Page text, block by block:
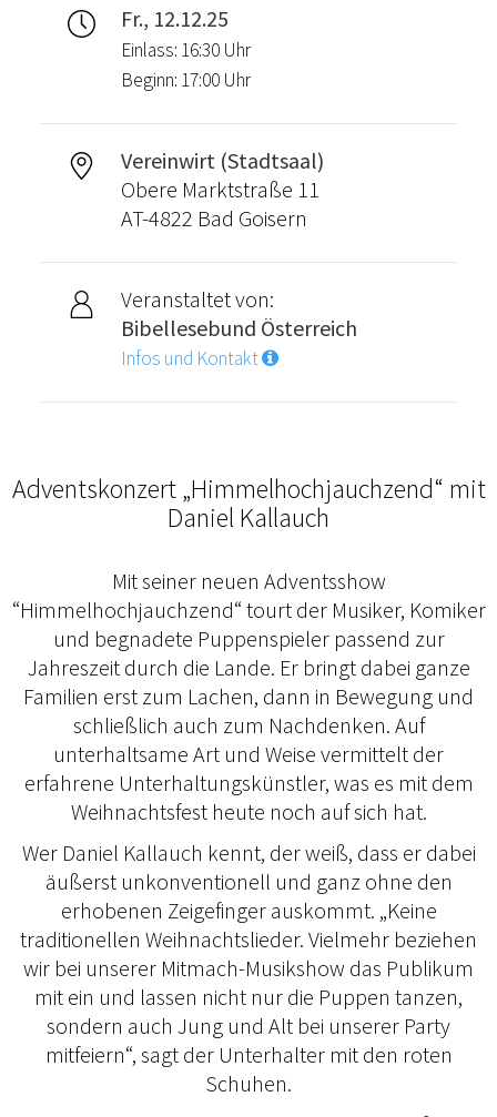
Fr., 12.12.25
Einlass: 16:30 Uhr
Beginn: 17:00 Uhr
Vereinwirt (Stadtsaal)
Obere Marktstraße 11
AT-4822 Bad Goisern
Veranstaltet von:
Bibellesebund Österreich
Infos und Kontakt
Adventskonzert „Himmelhochjauchzend“ mit
Daniel Kallauch
Mit seiner neuen Adventsshow
“Himmelhochjauchzend“ tourt der Musiker, Komiker
und begnadete Puppenspieler passend zur
Jahreszeit durch die Lande. Er bringt dabei ganze
Familien erst zum Lachen, dann in Bewegung und
schließlich auch zum Nachdenken. Auf
unterhaltsame Art und Weise vermittelt der
erfahrene Unterhaltungskünstler, was es mit dem
Weihnachtsfest heute noch auf sich hat.
Wer Daniel Kallauch kennt, der weiß, dass er dabei
äußerst unkonventionell und ganz ohne den
erhobenen Zeigefinger auskommt. „Keine
traditionellen Weihnachtslieder. Vielmehr beziehen
wir bei unserer Mitmach-Musikshow das Publikum
mit ein und lassen nicht nur die Puppen tanzen,
sondern auch Jung und Alt bei unserer Party
mitfeiern“, sagt der Unterhalter mit den roten
Schuhen.